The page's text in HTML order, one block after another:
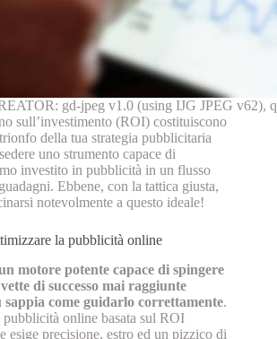
gd-jpeg v1.0 (using IJG JPEG v62),
sull’investimento (ROI) costituiscono
della tua strategia pubblicitaria
uno strumento capace di
investito in pubblicità in un flusso
Ebbene, con la tattica giusta,
notevolmente a questo ideale!
la pubblicità online
motore potente capace di spingere
di successo mai raggiunte
come guidarlo correttamente.
online basata sul ROI
esige precisione, estro ed un pizzico di